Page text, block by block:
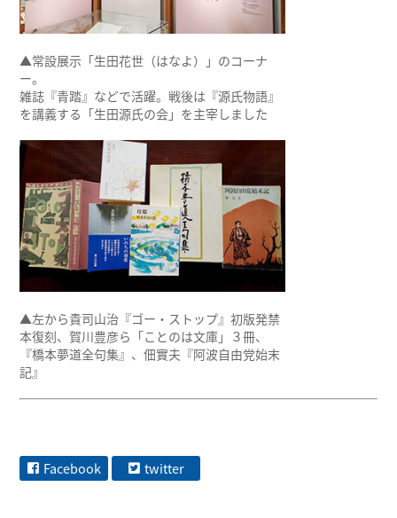
▲常設展示「生田花世（はなよ）」のコーナ
ー。
雑誌『青踏』などで活躍。戦後は『源氏物語』
を講義する「生田源氏の会」を主宰しました
▲左から貴司山治『ゴー・ストップ』初版発禁
本復刻、賀川豊彦ら「ことのは文庫」３冊、
『橋本夢道全句集』、佃實夫『阿波自由党始末
記』
Facebook twitter